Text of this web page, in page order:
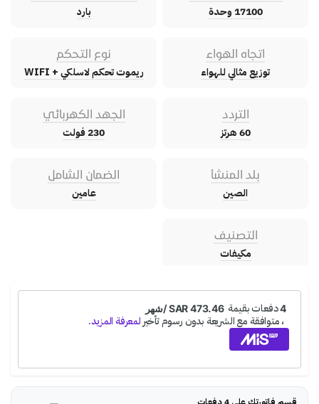
17100 وحدة بارد
اتجاه الهواء
توزيع مثالي للهواء
نوع التحكم
ريموت تحكم لاسلكي + WIFI
التردد
60 هرتز
الجهد الكهربائي
230 فولت
بلد المنشأ
الصين
الضمان الشامل
عامين
التصنيف
مكيفات